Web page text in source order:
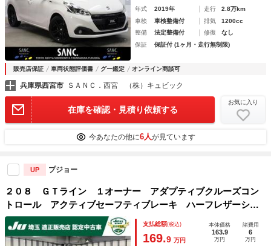
年式 2019年 走行
2.8万km
車検
車検整備付 排気
1200cc
整備
法定整備付 修復
なし
保証
保証付 (1ヶ月・走行無制限)
販売店保証 車両状態評価書 グー鑑定 オンライン商談可
兵庫県西宮市 ＳＡＮＣ．西宮 （株）キュビック
在庫を確認・見積り依頼する
お気に入り
今あなたの他に6人が見ています
UP プジョー
２０８ ＧＴライン １オーナー アダプティブクルーズコン
トロール アクティブセーフティブレーキ ハーフレザーシー
ト バックカメラ アップルカープレイ 液晶メーター ＬＥ
Ｄライト ワイヤレス充電 地デジＴＶ ６か月保証付き
支払総額(税込)
169.9 万円
本体価格
163.9
万円
諸費用
6
万円